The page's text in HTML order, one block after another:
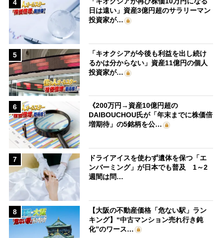
4
日は遠い」資産3億円超のサラリーマン
投資家が…
5
「キオクシアが今後も利益を出し続け
るかは分からない」資産11億円の個人
投資家が…
6
《200万円→資産10億円超の
DAIBOUCHOU氏が「年末までに株価倍
増期待」の5銘柄を公…
7
ドライアイスを使わず遺体を保つ「エ
ンバーミング」が日本でも普及 1～2
週間は問…
8
【大阪の不動産価格「危ない駅」ラン
キング】“中古マンション売れ行き鈍
化”のワース…